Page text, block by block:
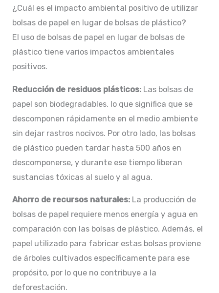
¿Cuál es el impacto ambiental positivo de utilizar
bolsas de papel en lugar de bolsas de plástico?
El uso de bolsas de papel en lugar de bolsas de
plástico tiene varios impactos ambientales
positivos.
Reducción de residuos plásticos: Las bolsas de
papel son biodegradables, lo que significa que se
descomponen rápidamente en el medio ambiente
sin dejar rastros nocivos. Por otro lado, las bolsas
de plástico pueden tardar hasta 500 años en
descomponerse, y durante ese tiempo liberan
sustancias tóxicas al suelo y al agua.
Ahorro de recursos naturales: La producción de
bolsas de papel requiere menos energía y agua en
comparación con las bolsas de plástico. Además, el
papel utilizado para fabricar estas bolsas proviene
de árboles cultivados específicamente para ese
propósito, por lo que no contribuye a la
deforestación.